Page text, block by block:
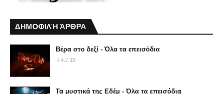
ΔΗΜΟΦΙΛΉ ΆΡΘΡΑ
Βέρα στο δεξί - Όλα τα επεισόδια
4.7.15
Τα μυστικά της Εδέμ - Όλα τα επεισόδια